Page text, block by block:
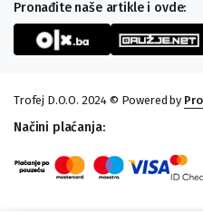
Pronađite naše artikle i ovde:
Trofej D.O.O. 2024 © Powered by
Načini plaćanja: